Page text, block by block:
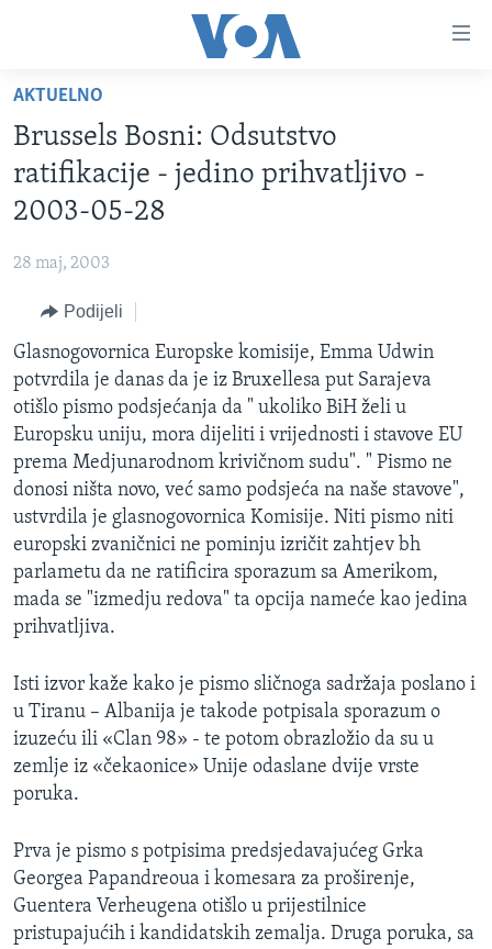
glavni
sadržaj
Pređi
na
glavnu
Idi
pretragu
TV PROGRAM
VIDEO
FOTOGRAFIJE DANA
SJEDINJENE AMERIČKE DRŽAVE
BOSNA I HERCEGOVINA
SVIJET
NAUKA I TEHNOLOGIJA
SPECIJALNI PROJEKTI
KORUPCIJA
SLOBODA MEDIJA
ŽENSKA STRANA
IZBJEGLIČKA STRANA
MAGAZIN
O GLASU AMERIKE
Learning English
Jezici
AKTUELNO
Brussels Bosni: Odsutstvo
ratifikacije - jedino prihvatljivo -
2003-05-28
28 maj, 2003
Podijeli
Glasnogovornica Europske komisije, Emma Udwin
potvrdila je danas da je iz Bruxellesa put Sarajeva
otišlo pismo podsjećanja da " ukoliko BiH želi u
Europsku uniju, mora dijeliti i vrijednosti i stavove EU
prema Medjunarodnom krivičnom sudu". " Pismo ne
donosi ništa novo, već samo podsjeća na naše stavove",
ustvrdila je glasnogovornica Komisije. Niti pismo niti
europski zvaničnici ne pominju izričit zahtjev bh
parlametu da ne ratificira sporazum sa Amerikom,
mada se "izmedju redova" ta opcija nameće kao jedina
prihvatljiva.
Isti izvor kaže kako je pismo sličnoga sadržaja poslano i
u Tiranu – Albanija je takode potpisala sporazum o
izuzeću ili «Clan 98» - te potom obrazložio da su u
zemlje iz «čekaonice» Unije odaslane dvije vrste
poruka.
Prva je pismo s potpisima predsjedavajućeg Grka
Georgea Papandreoua i komesara za proširenje,
Guentera Verheugena otišlo u prijestilnice
pristupajućih i kandidatskih zemalja. Druga poruka, sa